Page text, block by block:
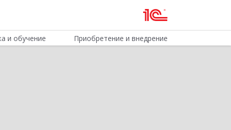
и обучение Приобретение и внедрение